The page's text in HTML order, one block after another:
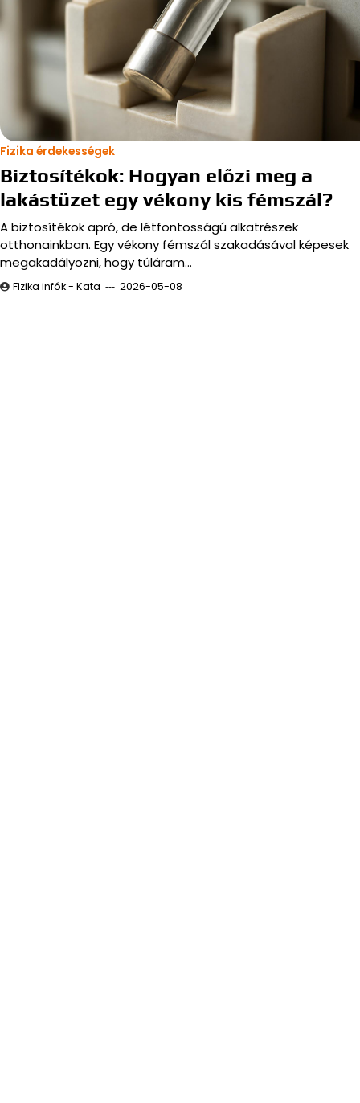
Fizika érdekességek
Biztosítékok: Hogyan előzi meg a
lakástüzet egy vékony kis fémszál?
A biztosítékok apró, de létfontosságú alkatrészek
otthonainkban. Egy vékony fémszál szakadásával képesek
megakadályozni, hogy túláram…
Fizika infók - Kata 2026-05-08